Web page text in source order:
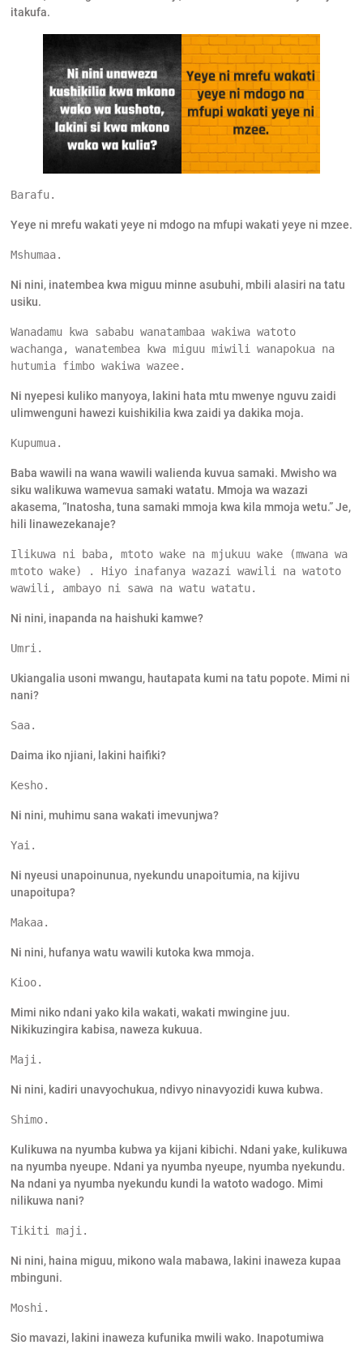
itakufa.
Barafu.
Yeye ni mrefu wakati yeye ni mdogo na mfupi wakati yeye ni mzee.
Mshumaa.
Ni nini, inatembea kwa miguu minne asubuhi, mbili alasiri na tatu
usiku.
Wanadamu kwa sababu wanatambaa wakiwa watoto
wachanga, wanatembea kwa miguu miwili wanapokua na
hutumia fimbo wakiwa wazee.
Ni nyepesi kuliko manyoya, lakini hata mtu mwenye nguvu zaidi
ulimwenguni hawezi kuishikilia kwa zaidi ya dakika moja.
Kupumua.
Baba wawili na wana wawili walienda kuvua samaki. Mwisho wa
siku walikuwa wamevua samaki watatu. Mmoja wa wazazi
akasema, “Inatosha, tuna samaki mmoja kwa kila mmoja wetu.” Je,
hili linawezekanaje?
Ilikuwa ni baba, mtoto wake na mjukuu wake (mwana wa
mtoto wake) . Hiyo inafanya wazazi wawili na watoto
wawili, ambayo ni sawa na watu watatu.
Ni nini, inapanda na haishuki kamwe?
Umri.
Ukiangalia usoni mwangu, hautapata kumi na tatu popote. Mimi ni
nani?
Saa.
Daima iko njiani, lakini haifiki?
Kesho.
Ni nini, muhimu sana wakati imevunjwa?
Yai.
Ni nyeusi unapoinunua, nyekundu unapoitumia, na kijivu
unapoitupa?
Makaa.
Ni nini, hufanya watu wawili kutoka kwa mmoja.
Kioo.
Mimi niko ndani yako kila wakati, wakati mwingine juu.
Nikikuzingira kabisa, naweza kukuua.
Maji.
Ni nini, kadiri unavyochukua, ndivyo ninavyozidi kuwa kubwa.
Shimo.
Kulikuwa na nyumba kubwa ya kijani kibichi. Ndani yake, kulikuwa
na nyumba nyeupe. Ndani ya nyumba nyeupe, nyumba nyekundu.
Na ndani ya nyumba nyekundu kundi la watoto wadogo. Mimi
nilikuwa nani?
Tikiti maji.
Ni nini, haina miguu, mikono wala mabawa, lakini inaweza kupaa
mbinguni.
Moshi.
Sio mavazi, lakini inaweza kufunika mwili wako. Inapotumiwa